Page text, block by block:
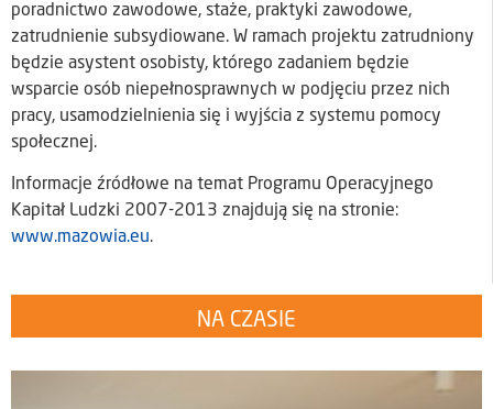
poradnictwo zawodowe, staże, praktyki zawodowe,
zatrudnienie subsydiowane. W ramach projektu zatrudniony
będzie asystent osobisty, którego zadaniem będzie
wsparcie osób niepełnosprawnych w podjęciu przez nich
pracy, usamodzielnienia się i wyjścia z systemu pomocy
społecznej.
Informacje źródłowe na temat Programu Operacyjnego
Kapitał Ludzki 2007-2013 znajdują się na stronie:
www.mazowia.eu.
NA CZASIE